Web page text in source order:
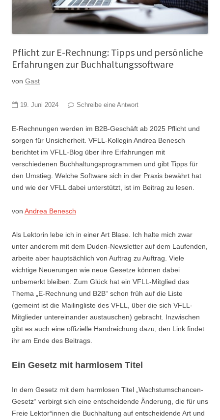
Pflicht zur E-Rechnung: Tipps und persönliche
Erfahrungen zur Buchhaltungssoftware
von Gast
19. Juni 2024 Schreibe eine Antwort
E-Rechnungen werden im B2B-Geschäft ab 2025 Pflicht und
sorgen für Unsicherheit. VFLL-Kollegin Andrea Benesch
berichtet im VFLL-Blog über ihre Erfahrungen mit
verschiedenen Buchhaltungsprogrammen und gibt Tipps für
den Umstieg. Welche Software sich in der Praxis bewährt hat
und wie der VFLL dabei unterstützt, ist im Beitrag zu lesen.
von Andrea Benesch
Als Lektorin lebe ich in einer Art Blase. Ich halte mich zwar
unter anderem mit dem Duden-Newsletter auf dem Laufenden,
arbeite aber hauptsächlich von Auftrag zu Auftrag. Viele
wichtige Neuerungen wie neue Gesetze können dabei
unbemerkt bleiben. Zum Glück hat ein VFLL-Mitglied das
Thema „E-Rechnung und B2B“ schon früh auf die Liste
(gemeint ist die Mailingliste des VFLL, über die sich VFLL-
Mitglieder untereinander austauschen) gebracht. Inzwischen
gibt es auch eine offizielle Handreichung dazu, den Link findet
ihr am Ende des Beitrags.
Ein Gesetz mit harmlosem Titel
In dem Gesetz mit dem harmlosen Titel „Wachstumschancen-
Gesetz“ verbirgt sich eine entscheidende Änderung, die für uns
Freie Lektor*innen die Buchhaltung auf entscheidende Art und